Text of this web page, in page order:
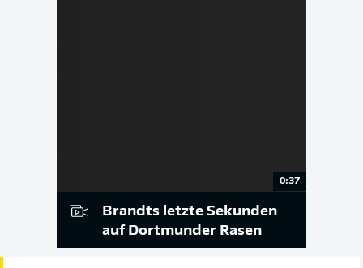
0:37
Brandts letzte Sekunden
auf Dortmunder Rasen